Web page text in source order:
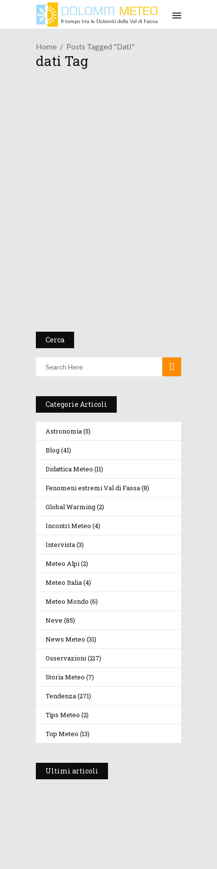
Home Posts Tagged "dati"
dati Tag
Cerca
Categorie Articoli
Astronomia(5)
Blog(41)
Didattica Meteo (11)
Fenomeni estremi Val di Fassa(8)
Global Warming(2)
Incontri Meteo (4)
Intervista(3)
Meteo Alpi(2)
Meteo Italia(4)
Meteo Mondo (6)
Neve (85)
News Meteo (31)
Osservazioni(217)
Storia Meteo (7)
Tendenza(271)
Tips Meteo (2)
Top Meteo (13)
Ultimi articoli